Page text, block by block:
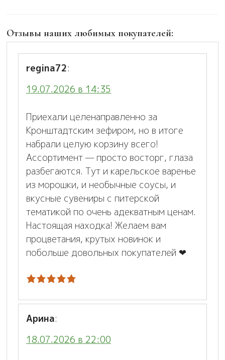
Отзывы наших любимых покупателей:
regina72:
19.07.2026 в 14:35
Приехали целенаправленно за
Кронштадтским зефиром, но в итоге
набрали целую корзину всего!
Ассортимент — просто восторг, глаза
разбегаются. Тут и карельское варенье
из морошки, и необычные соусы, и
вкусные сувениры с питерской
тематикой по очень адекватным ценам.
Настоящая находка! Желаем вам
процветания, крутых новинок и
побольше довольных покупателей ❤
Арина:
18.07.2026 в 22:00